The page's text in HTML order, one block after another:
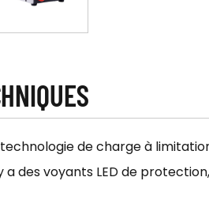
de charge à
a des voyants LED de